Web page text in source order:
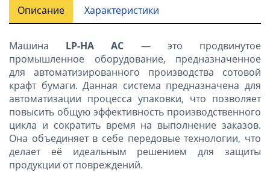
Описание Характеристики
Машина LP-HA AC — это продвинутое
промышленное оборудование, предназначенное
для автоматизированного производства сотовой
крафт бумаги. Данная система предназначена для
автоматизации процесса упаковки, что позволяет
повысить общую эффективность производственного
цикла и сократить время на выполнение заказов.
Она объединяет в себе передовые технологии, что
делает её идеальным решением для защиты
продукции от повреждений.